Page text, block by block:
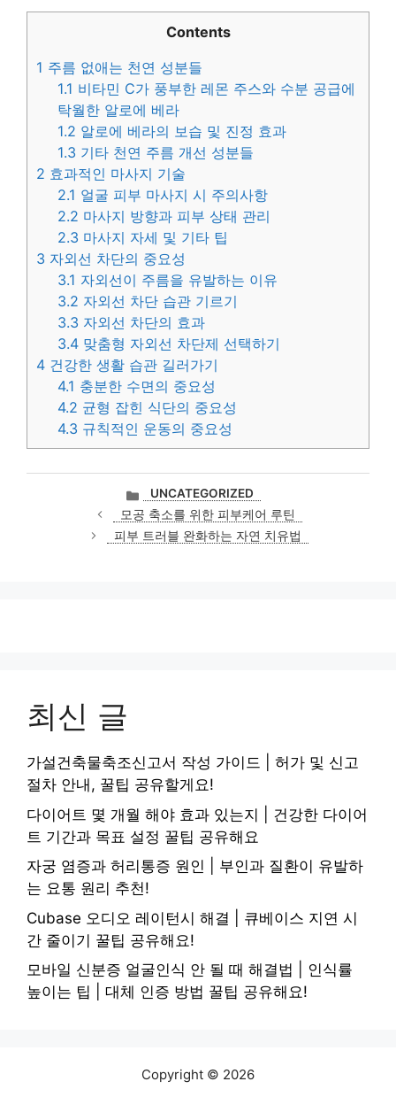
Contents
1 주름 없애는 천연 성분들
1.1 비타민 C가 풍부한 레몬 주스와 수분 공급에
탁월한 알로에 베라
1.2 알로에 베라의 보습 및 진정 효과
1.3 기타 천연 주름 개선 성분들
2 효과적인 마사지 기술
2.1 얼굴 피부 마사지 시 주의사항
2.2 마사지 방향과 피부 상태 관리
2.3 마사지 자세 및 기타 팁
3 자외선 차단의 중요성
3.1 자외선이 주름을 유발하는 이유
3.2 자외선 차단 습관 기르기
3.3 자외선 차단의 효과
3.4 맞춤형 자외선 차단제 선택하기
4 건강한 생활 습관 길러가기
4.1 충분한 수면의 중요성
4.2 균형 잡힌 식단의 중요성
4.3 규칙적인 운동의 중요성
카
테
고
리
UNCATEGORIZED
모공 축소를 위한 피부케어 루틴
피부 트러블 완화하는 자연 치유법
최신 글
가설건축물축조신고서 작성 가이드 | 허가 및 신고
절차 안내, 꿀팁 공유할게요!
다이어트 몇 개월 해야 효과 있는지 | 건강한 다이어
트 기간과 목표 설정 꿀팁 공유해요
자궁 염증과 허리통증 원인 | 부인과 질환이 유발하
는 요통 원리 추천!
Cubase 오디오 레이턴시 해결 | 큐베이스 지연 시
간 줄이기 꿀팁 공유해요!
모바일 신분증 얼굴인식 안 될 때 해결법 | 인식률
높이는 팁 | 대체 인증 방법 꿀팁 공유해요!
Copyright © 2026